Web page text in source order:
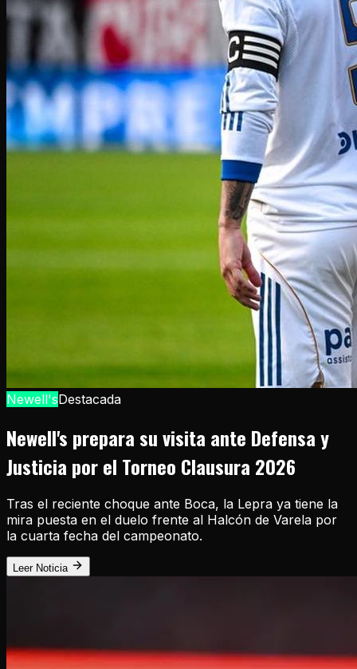
Newell'sDestacada
Newell's prepara su visita ante Defensa y
Justicia por el Torneo Clausura 2026
Tras el reciente choque ante Boca, la Lepra ya tiene la
mira puesta en el duelo frente al Halcón de Varela por
la cuarta fecha del campeonato.
Leer Noticia